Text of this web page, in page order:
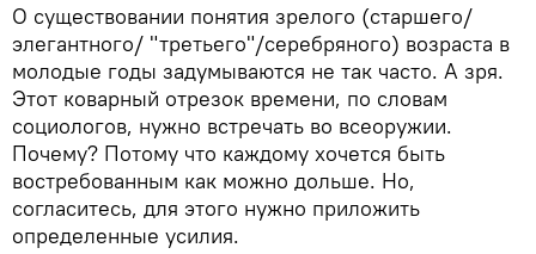
О существовании понятия зрелого (старшего/
элегантного/ "третьего"/серебряного) возраста в
молодые годы задумываются не так часто. А зря.
Этот коварный отрезок времени, по словам
социологов, нужно встречать во всеоружии.
Почему? Потому что каждому хочется быть
востребованным как можно дольше. Но,
согласитесь, для этого нужно приложить
определенные усилия.